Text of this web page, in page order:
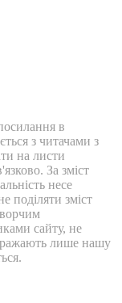
в
з читачами з
на листи
За зміст
несе
поділяти зміст
сайту, не
лише нашу